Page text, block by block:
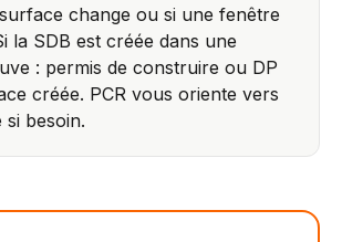
change ou si une fenêtre
la SDB est créée dans une
: permis de construire ou DP
créée. PCR vous oriente vers
besoin.